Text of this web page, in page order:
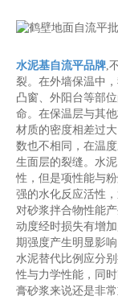
水泥基自流平品牌,
裂。在外墙保温中
凸窗、外阳台等部
命。在保温层与其
材质的密度相差过
数也不相同，在温
生面层的裂缝。水
性，但是项性能与
强的水化反应活性
对砂浆拌合物性能
动度经时损失有增
期强度产生明显影
水泥替代比例应分
性与力学性能，同
膏砂浆来说还是非常